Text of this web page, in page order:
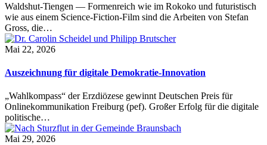
Waldshut-Tiengen — Formenreich wie im Rokoko und futuristisch
wie aus einem Science-Fiction-Film sind die Arbeiten von Stefan
Gross, die…
Mai 22, 2026
Auszeichnung für digitale Demokratie-Innovation
„Wahlkompass“ der Erzdiözese gewinnt Deutschen Preis für
Onlinekommunikation Freiburg (pef). Großer Erfolg für die digitale
politische…
Mai 29, 2026